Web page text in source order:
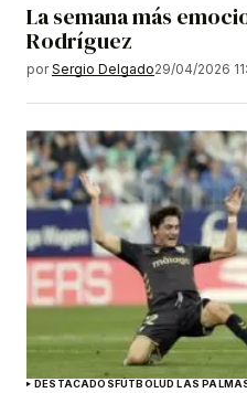
La semana más
Rodríguez
por Sergio Delgado29/04/2026
DESTACADOS FÚTBOLUD LAS